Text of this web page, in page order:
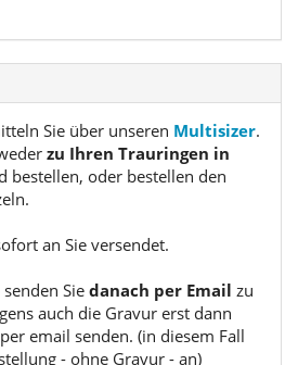
Sie über unseren Multisizer.
zu Ihren Trauringen in
bestellen, oder bestellen den
an Sie versendet.
senden Sie danach per Email zu
auch die Gravur erst dann
email senden. (in diesem Fall
- ohne Gravur - an)